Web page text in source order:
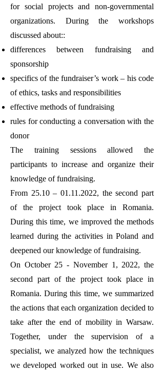
for social projects and non-governmental
organizations. During the workshops
discussed about::
differences between fundraising and
sponsorship
specifics of the fundraiser’s work – his code
of ethics, tasks and responsibilities
effective methods of fundraising
rules for conducting a conversation with the
donor
The training sessions allowed the
participants to increase and organize their
knowledge of fundraising.
From 25.10 – 01.11.2022, the second part
of the project took place in Romania.
During this time, we improved the methods
learned during the activities in Poland and
deepened our knowledge of fundraising.
On October 25 - November 1, 2022, the
second part of the project took place in
Romania. During this time, we summarized
the actions that each organization decided to
take after the end of mobility in Warsaw.
Together, under the supervision of a
specialist, we analyzed how the techniques
we developed worked out in use. We also